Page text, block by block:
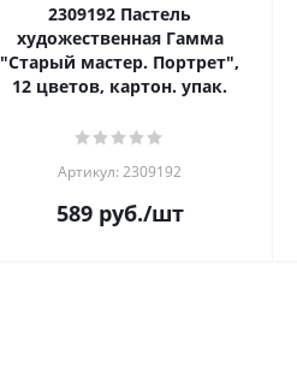
2309192 Пастель
художественная Гамма
"Старый мастер. Портрет",
12 цветов, картон. упак.
Артикул: 2309192
589руб./шт